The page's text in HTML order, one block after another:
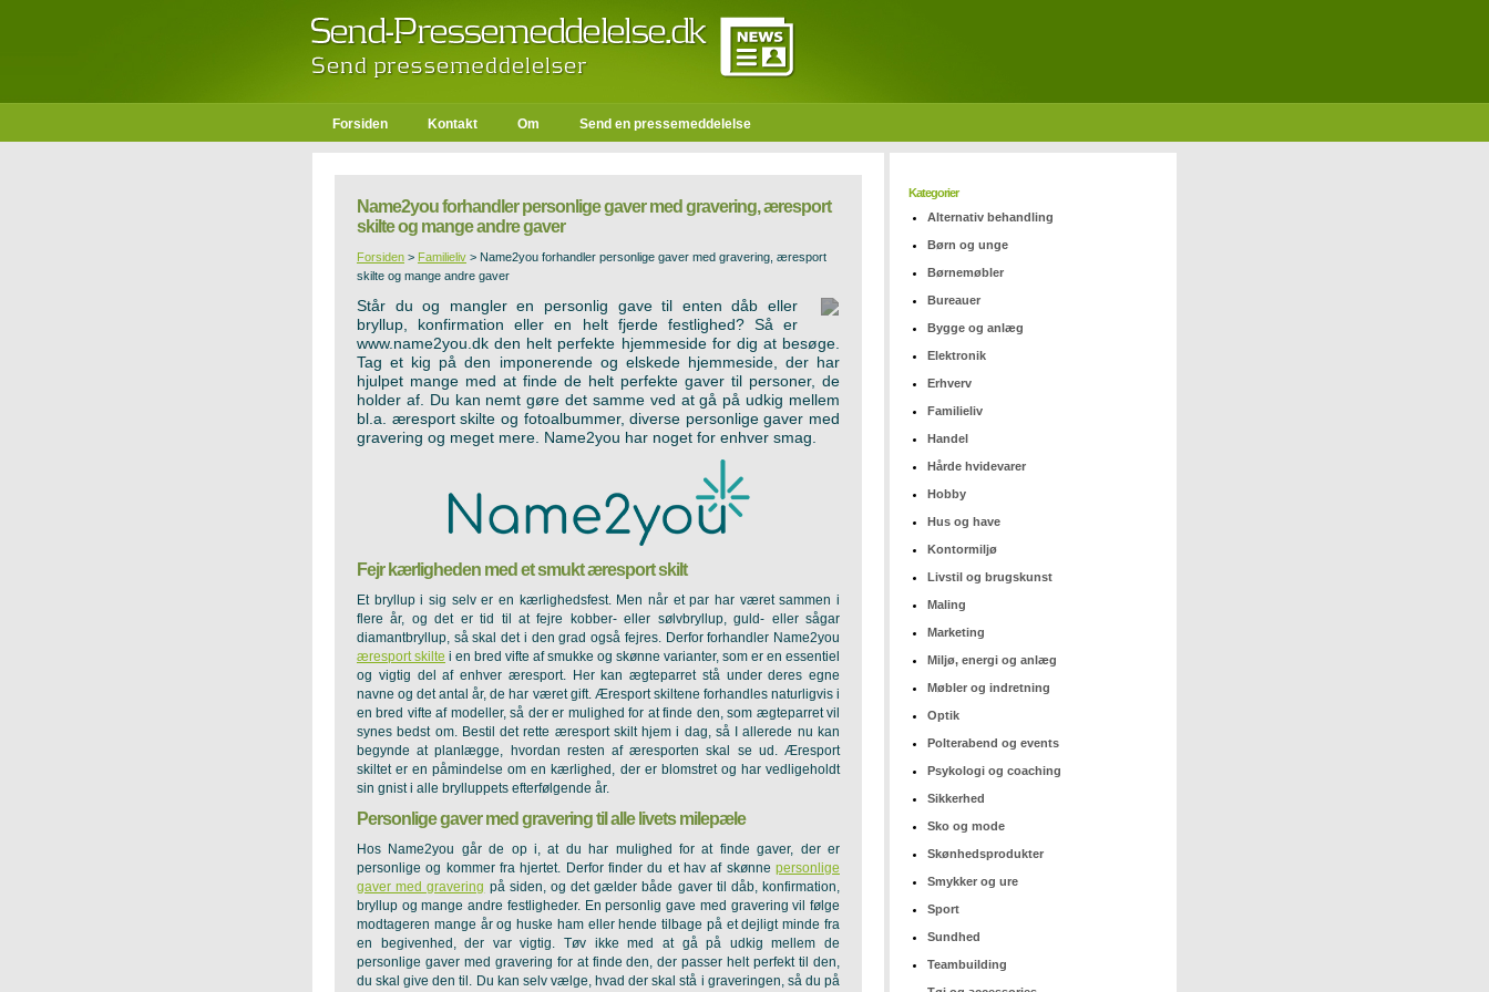
Forsiden Kontakt Om Send en pressemeddelelse
Name2you forhandler personlige gaver med gravering, æresport
skilte og mange andre gaver
Forsiden > Familieliv > Name2you forhandler personlige gaver med gravering, æresport
skilte og mange andre gaver
Står du og mangler en personlig gave til enten dåb eller
bryllup, konfirmation eller en helt fjerde festlighed? Så er
www.name2you.dk den helt perfekte hjemmeside for dig at besøge.
Tag et kig på den imponerende og elskede hjemmeside, der har
hjulpet mange med at finde de helt perfekte gaver til personer, de
holder af. Du kan nemt gøre det samme ved at gå på udkig mellem
bl.a. æresport skilte og fotoalbummer, diverse personlige gaver med
gravering og meget mere. Name2you har noget for enhver smag.
Fejr kærligheden med et smukt æresport skilt
Et bryllup i sig selv er en kærlighedsfest. Men når et par har været sammen i
flere år, og det er tid til at fejre kobber- eller sølvbryllup, guld- eller sågar
diamantbryllup, så skal det i den grad også fejres. Derfor forhandler Name2you
æresport skilte i en bred vifte af smukke og skønne varianter, som er en essentiel
og vigtig del af enhver æresport. Her kan ægteparret stå under deres egne
navne og det antal år, de har været gift. Æresport skiltene forhandles naturligvis i
en bred vifte af modeller, så der er mulighed for at finde den, som ægteparret vil
synes bedst om. Bestil det rette æresport skilt hjem i dag, så I allerede nu kan
begynde at planlægge, hvordan resten af æresporten skal se ud. Æresport
skiltet er en påmindelse om en kærlighed, der er blomstret og har vedligeholdt
sin gnist i alle brylluppets efterfølgende år.
Personlige gaver med gravering til alle livets milepæle
Hos Name2you går de op i, at du har mulighed for at finde gaver, der er
personlige og kommer fra hjertet. Derfor finder du et hav af skønne personlige
gaver med gravering på siden, og det gælder både gaver til dåb, konfirmation,
bryllup og mange andre festligheder. En personlig gave med gravering vil følge
modtageren mange år og huske ham eller hende tilbage på et dejligt minde fra
en begivenhed, der var vigtig. Tøv ikke med at gå på udkig mellem de
personlige gaver med gravering for at finde den, der passer helt perfekt til den,
du skal give den til. Du kan selv vælge, hvad der skal stå i graveringen, så du på
Kategorier
Alternativ behandling
Børn og unge
Børnemøbler
Bureauer
Bygge og anlæg
Elektronik
Erhverv
Familieliv
Handel
Hårde hvidevarer
Hobby
Hus og have
Kontormiljø
Livstil og brugskunst
Maling
Marketing
Miljø, energi og anlæg
Møbler og indretning
Optik
Polterabend og events
Psykologi og coaching
Sikkerhed
Sko og mode
Skønhedsprodukter
Smykker og ure
Sport
Sundhed
Teambuilding